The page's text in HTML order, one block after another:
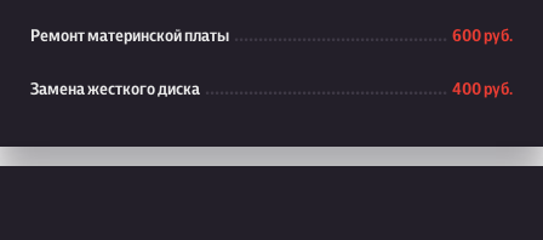
Ремонт материнской платы 600 руб.
Замена жесткого диска 400 руб.